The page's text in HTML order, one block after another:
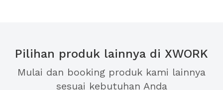
Pilihan produk lainnya di XWORK
Mulai dan booking produk kami lainnya
sesuai kebutuhan Anda